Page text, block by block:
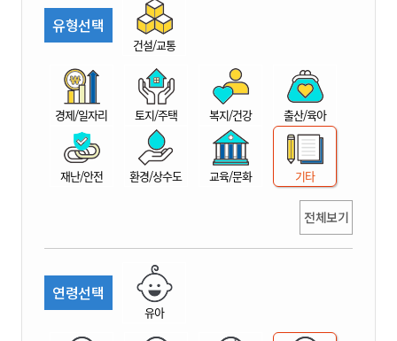
시
산
유형선택
건설/교통
경제/일자리 토지/주택 복지/건강 출산/육아
재난/안전 환경/상수도 교육/문화 기타
전체보기
연령선택
유아